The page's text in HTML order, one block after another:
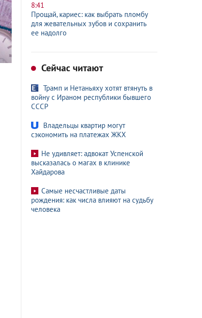
8:41
Прощай, кариес: как выбрать пломбу
для жевательных зубов и сохранить
ее надолго
Сейчас читают
Трамп и Нетаньяху хотят втянуть в
войну с Ираном республики бывшего
СССР
Владельцы квартир могут
сэкономить на платежах ЖКХ
Не удивляет: адвокат Успенской
высказалась о магах в клинике
Хайдарова
Самые несчастливые даты
рождения: как числа влияют на судьбу
человека